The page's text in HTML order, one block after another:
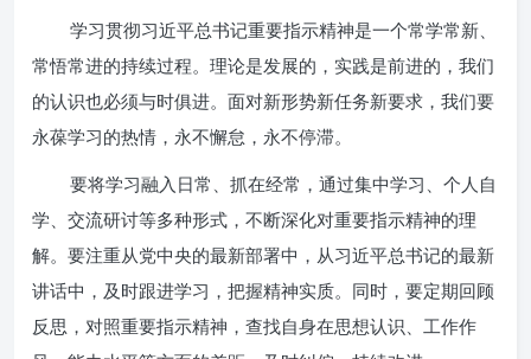
学习贯彻习近平总书记重要指示精神是一个常学常新、
常悟常进的持续过程。理论是发展的，实践是前进的，我们
的认识也必须与时俱进。面对新形势新任务新要求，我们要
永葆学习的热情，永不懈怠，永不停滞。
要将学习融入日常、抓在经常，通过集中学习、个人自
学、交流研讨等多种形式，不断深化对重要指示精神的理
解。要注重从党中央的最新部署中，从习近平总书记的最新
讲话中，及时跟进学习，把握精神实质。同时，要定期回顾
反思，对照重要指示精神，查找自身在思想认识、工作作